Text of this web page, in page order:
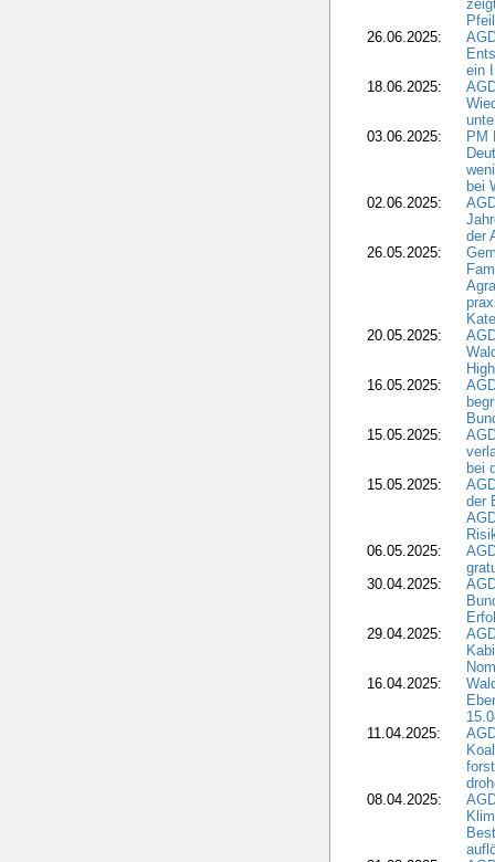
26.06.2025:
ein
18.06.2025:
03.06.2025:
PM
bei
02.06.2025:
der
26.05.2025:
20.05.2025:
16.05.2025:
15.05.2025:
bei
15.05.2025:
der
06.05.2025:
30.04.2025:
29.04.2025:
16.04.2025:
11.04.2025:
08.04.2025: